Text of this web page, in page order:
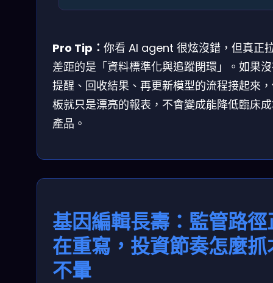
Pro Tip： 你看 AI agent 很炫沒錯，但真正
差距的是「資料標準化與追蹤閉環」。如果
提醒、回收結果、再更新模型的流程接起來
板就只是漂亮的報表，不會變成能降低臨床
產品。
基因編輯長壽：監管路徑
在重寫，投資節奏怎麼抓
不暈